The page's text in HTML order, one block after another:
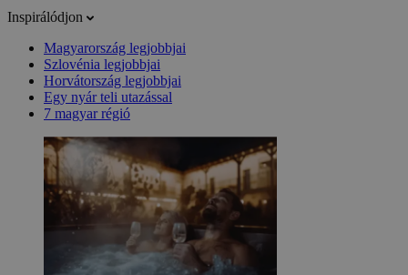
Inspirálódjon
Magyarország legjobbjai
Szlovénia legjobbjai
Horvátország legjobbjai
Egy nyár teli utazással
7 magyar régió